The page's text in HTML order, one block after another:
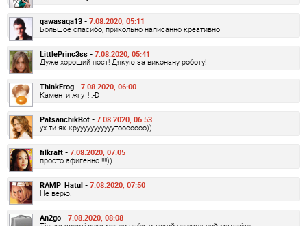
qawasaqa13 - 7.08.2020, 05:11
Большое спасибо, прикольно написанно креативно
LittlePrinc3ss - 7.08.2020, 05:41
Дуже хороший пост! Дякую за виконану роботу!
ThinkFrog - 7.08.2020, 06:00
Каменти жгут! :-D
PatsanchikBot - 7.08.2020, 06:53
ух ти як крууууууууууутооооооо))
filkraft - 7.08.2020, 07:05
просто афигенно !!!!))
RAMP_Hatul - 7.08.2020, 07:50
Не верю.
An2go - 7.08.2020, 08:08